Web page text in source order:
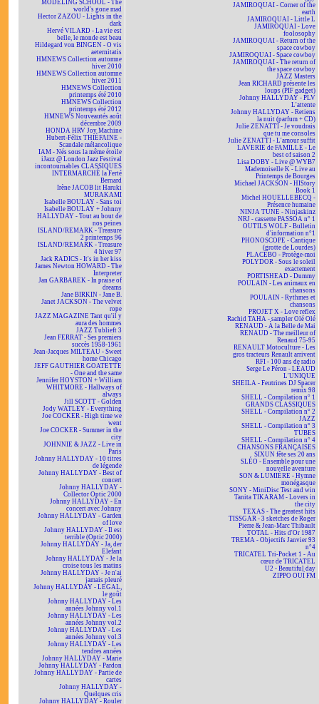
MODELING SCHOOL - The
world's gone mad
Hector ZAZOU - Lights in the
dark
Hervé VILARD - La vie est
belle, le monde est beau
Hildegard von BINGEN - O vis
aeternitatis
HMNEWS Collection automne
hiver 2010
HMNEWS Collection automne
hiver 2011
HMNEWS Collection
printemps été 2010
HMNEWS Collection
printemps été 2012
HMNEWS Nouveautés août
décembre 2009
HONDA HRV Joy Machine
Hubert-Félix THIÉFAINE -
Scandale mélancolique
IAM - Nés sous la même étoile
iJazz @ London Jazz Festival
incontournables CLASSIQUES
INTERMARCHÉ la Ferté
Bernard
Irène JACOB lit Haruki
MURAKAMI
Isabelle BOULAY - Sans toi
Isabelle BOULAY + Johnny
HALLYDAY - Tout au bout de
nos peines
ISLAND/REMARK - Treasure
2 printemps 96
ISLAND/REMARK - Treasure
4 hiver 97
Jack RADICS - It's in her kiss
James Newton HOWARD - The
Interpreter
Jan GARBAREK - In praise of
dreams
Jane BIRKIN - Jane B.
Janet JACKSON - The velvet
rope
JAZZ MAGAZINE Tant qu'il y
aura des hommes
JAZZ Tublieft 3
Jean FERRAT - Ses premiers
succès 1958-1961
Jean-Jacques MILTEAU - Sweet
home Chicago
JEFF GAUTHIER GOATETTE
- One and the same
Jennifer HOYSTON + William
WHITMORE - Hallways of
always
Jill SCOTT - Golden
Jody WATLEY - Everything
Joe COCKER - High time we
went
Joe COCKER - Summer in the
city
JOHNNIE & JAZZ - Live in
Paris
Johnny HALLYDAY - 10 titres
de légende
Johnny HALLYDAY - Best of
concert
Johnny HALLYDAY -
Collector Optic 2000
Johnny HALLYDAY - En
concert avec Johnny
Johnny HALLYDAY - Garden
of love
Johnny HALLYDAY - Il est
terrible (Optic 2000)
Johnny HALLYDAY - Ja, der
Elefant
Johnny HALLYDAY - Je la
croise tous les matins
Johnny HALLYDAY - Je n'ai
jamais pleuré
Johnny HALLYDAY - LEGAL,
le goût
Johnny HALLYDAY - Les
années Johnny vol.1
Johnny HALLYDAY - Les
années Johnny vol.2
Johnny HALLYDAY - Les
années Johnny vol.3
Johnny HALLYDAY - Les
tendres années
Johnny HALLYDAY - Marie
Johnny HALLYDAY - Pardon
Johnny HALLYDAY - Partie de
cartes
Johnny HALLYDAY -
Quelques cris
Johnny HALLYDAY - Rouler
JAMIROQUAI - Corner of the
earth
JAMIROQUAI - Little L
JAMIROQUAI - Love
foolosophy
JAMIROQUAI - Return of the
space cowboy
JAMIROQUAI - Space cowboy
JAMIROQUAI - The return of
the space cowboy
JAZZ Masters
Jean RICHARD présente les
loups (PIF gadget)
Johnny HALLYDAY - PLV
L'attente
Johnny HALLYDAY - Retiens
la nuit (parfum + CD)
Julie ZENATTI - Je voudrais
que tu me consoles
Julie ZENATTI - L'amour suffit
LAVERIE de FAMILLE - Le
best of saison 2
Lisa DOBY - Live @ WYB7
Mademoiselle K - Live au
Printemps de Bourges
Michael JACKSON - HIStory
Book 1
Michel HOUELLEBECQ -
Présence humaine
NINJA TUNE - Ninjaskinz
NRJ - cassette PASSOA n° 1
OUTILS WOLF - Bulletin
d'information n°1
PHONOSCOPE - Cantique
(grotte de Lourdes)
PLACEBO - Protège-moi
POLYDOR - Sous le soleil
exactement
PORTISHEAD - Dummy
POULAIN - Les animaux en
chansons
POULAIN - Rythmes et
chansons
PROJET X - Love reflex
Rachid TAHA - sampler Olé Olé
RENAUD - À la Belle de Mai
RENAUD - The meilleur of
Renaud 75-95
RENAULT Motoculture - Les
gros tracteurs Renault arrivent
RFI - 100 ans de radio
Serge Le Péron - LÉAUD
L'UNIQUE
SHEILA - Feutrines DJ Spacer
remix 98
SHELL - Compilation n° 1
GRANDS CLASSIQUES
SHELL - Compilation n° 2
JAZZ
SHELL - Compilation n° 3
TUBES
SHELL - Compilation n° 4
CHANSONS FRANÇAISES
SIXUN fête ses 20 ans
SLÉO - Ensemble pour une
nouvelle aventure
SON & LUMIÈRE - Hymne
monégasque
SONY - MiniDisc Test and win
Tanita TIKARAM - Lovers in
the city
TEXAS - The greatest hits
TISSGAR - 3 sketches de Roger
Pierre & Jean-Marc Thibault
TOTAL - Hits d'Or 1987
TREMA - Objectifs Janvier 93
n°4
TRICATEL Tri-Pocket 1 - Au
cœur de TRICATEL
U2 - Beautiful day
ZIPPO OUÏ FM